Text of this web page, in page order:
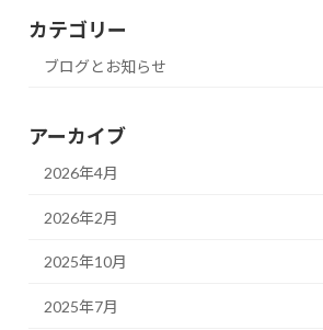
カテゴリー
ブログとお知らせ
アーカイブ
2026年4月
2026年2月
2025年10月
2025年7月